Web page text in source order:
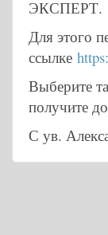
ЭКСПЕРТ.
Для этого
ссылке
Выберите
получите
С ув.